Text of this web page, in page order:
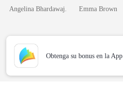
Angelina Bhardawaj. Emma Brown
Obtenga su bonus en la App